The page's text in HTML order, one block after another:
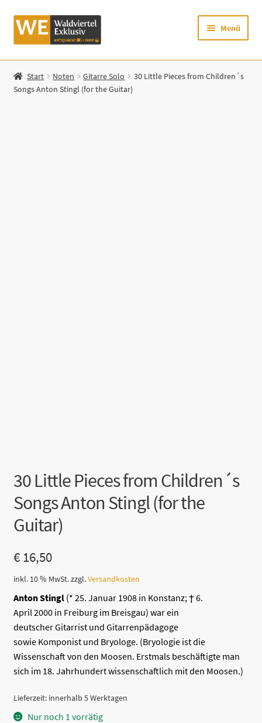
Zur
Navigation
Zum
Inhalt
Menü
Startseite
Shop
Start Noten Gitarre Solo
30 Little Pieces from Children´s
Songs Anton Stingl (for the Guitar)
30 Little Pieces from Children´s
Songs Anton Stingl (for the
Guitar)
€16,50
inkl. 10 % MwSt.zzgl.Versandkosten
Anton Stingl(* 25. Januar 1908in Konstanz; †6.
April 2000in Freiburg im Breisgau) war ein
deutscherGitarristund Gitarrenpädagoge
sowie Komponistund Bryologe. (Bryologie ist die
Wissenschaft von den Moosen. Erstmals beschäftigte man
sich im 18. Jahrhundert wissenschaftlich mit den Moosen.)
Lieferzeit: innerhalb 5 Werktagen
Nur noch 1 vorrätig